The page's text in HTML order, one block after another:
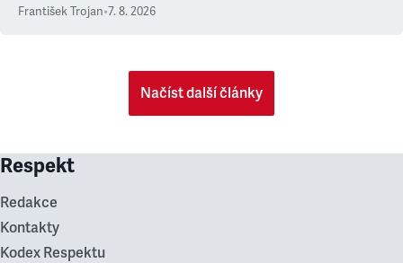
František Trojan•7. 8. 2026
Načíst další články
Respekt
Redakce
Kontakty
Kodex Respektu